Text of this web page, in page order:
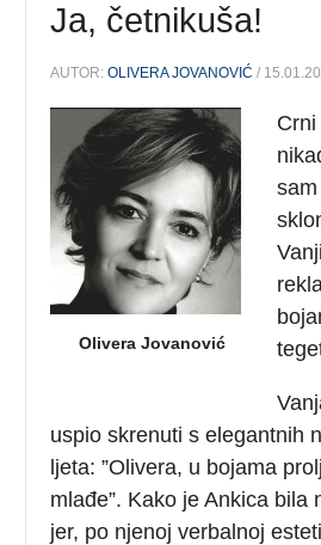
Ja, četnikuša!
AUTOR:OLIVERA JOVANOVIĆ /
Olivera Jovanović
uspio skrenuti s elegantnih
ljeta: ”Olivera, u bojama
mlađe”. Kako je Ankica bila
jer, po njenoj verbalnoj